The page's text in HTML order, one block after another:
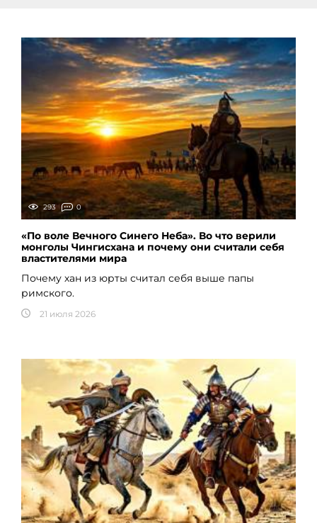
293 0
«По воле Вечного Синего Неба». Во что верили
монголы Чингисхана и почему они считали себя
властителями мира
Почему хан из юрты считал себя выше папы
римского.
21 июля 2026